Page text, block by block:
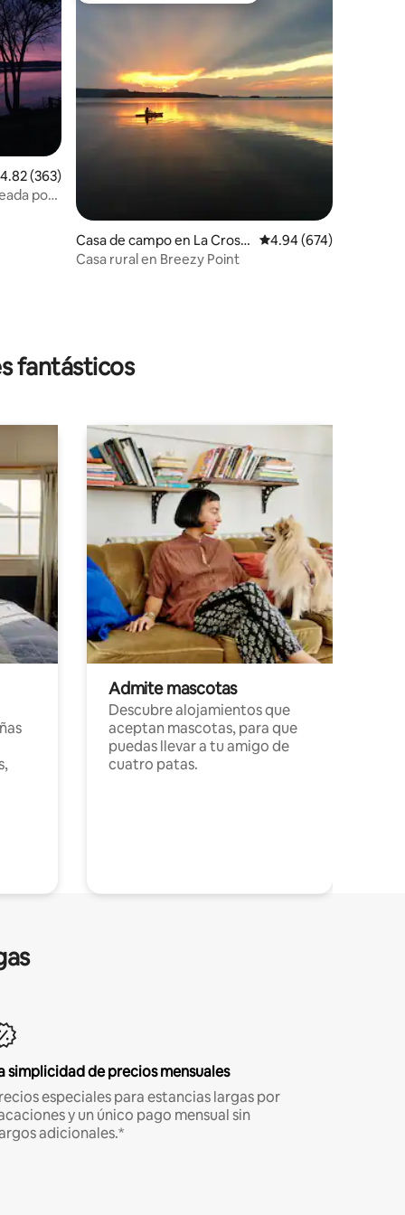
promedio: 4.82 de 5; 363 evaluaciones
4.82 (363)
por
Casa de campo en La Cross
e
Calificación promedio:
4.94 (674)
Casa rural en Breezy Point
fantásticos
Admite mascotas
Descubre alojamientos que
aceptan mascotas, para que
puedas llevar a tu amigo de
cuatro patas.
simplicidad de precios mensuales
especiales para estancias largas por
y un único pago mensual sin
adicionales.*